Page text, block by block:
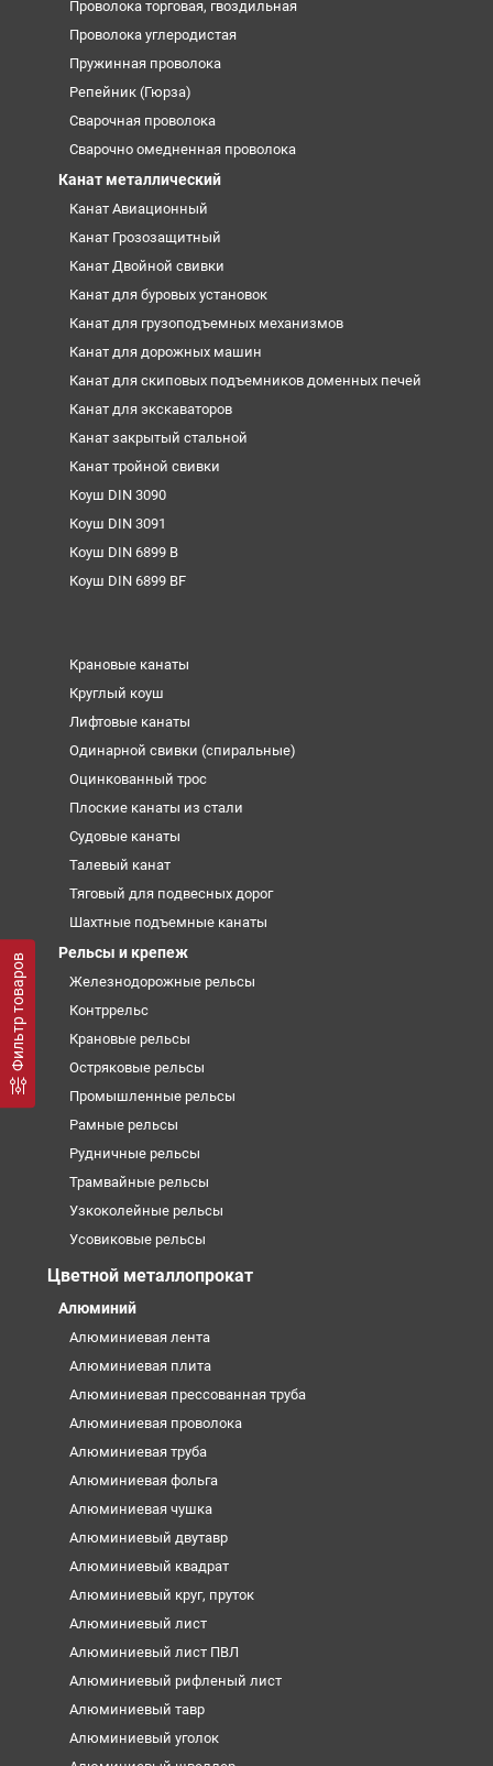
Фильтр товаров
Проволока торговая, гвоздильная
Проволока углеродистая
Пружинная проволока
Репейник (Гюрза)
Сварочная проволока
Сварочно омедненная проволока
Канат металлический
Канат Авиационный
Канат Грозозащитный
Канат Двойной свивки
Канат для буровых установок
Канат для грузоподъемных механизмов
Канат для дорожных машин
Канат для скиповых подъемников доменных печей
Канат для экскаваторов
Канат закрытый стальной
Канат тройной свивки
Коуш DIN 3090
Коуш DIN 3091
Коуш DIN 6899 B
Коуш DIN 6899 BF
Крановые канаты
Круглый коуш
Лифтовые канаты
Одинарной свивки (спиральные)
Оцинкованный трос
Плоские канаты из стали
Судовые канаты
Талевый канат
Тяговый для подвесных дорог
Шахтные подъемные канаты
Рельсы и крепеж
Железнодорожные рельсы
Контррельс
Крановые рельсы
Остряковые рельсы
Промышленные рельсы
Рамные рельсы
Рудничные рельсы
Трамвайные рельсы
Узкоколейные рельсы
Усовиковые рельсы
Цветной металлопрокат
Алюминий
Алюминиевая лента
Алюминиевая плита
Алюминиевая прессованная труба
Алюминиевая проволока
Алюминиевая труба
Алюминиевая фольга
Алюминиевая чушка
Алюминиевый двутавр
Алюминиевый квадрат
Алюминиевый круг, пруток
Алюминиевый лист
Алюминиевый лист ПВЛ
Алюминиевый рифленый лист
Алюминиевый тавр
Алюминиевый уголок